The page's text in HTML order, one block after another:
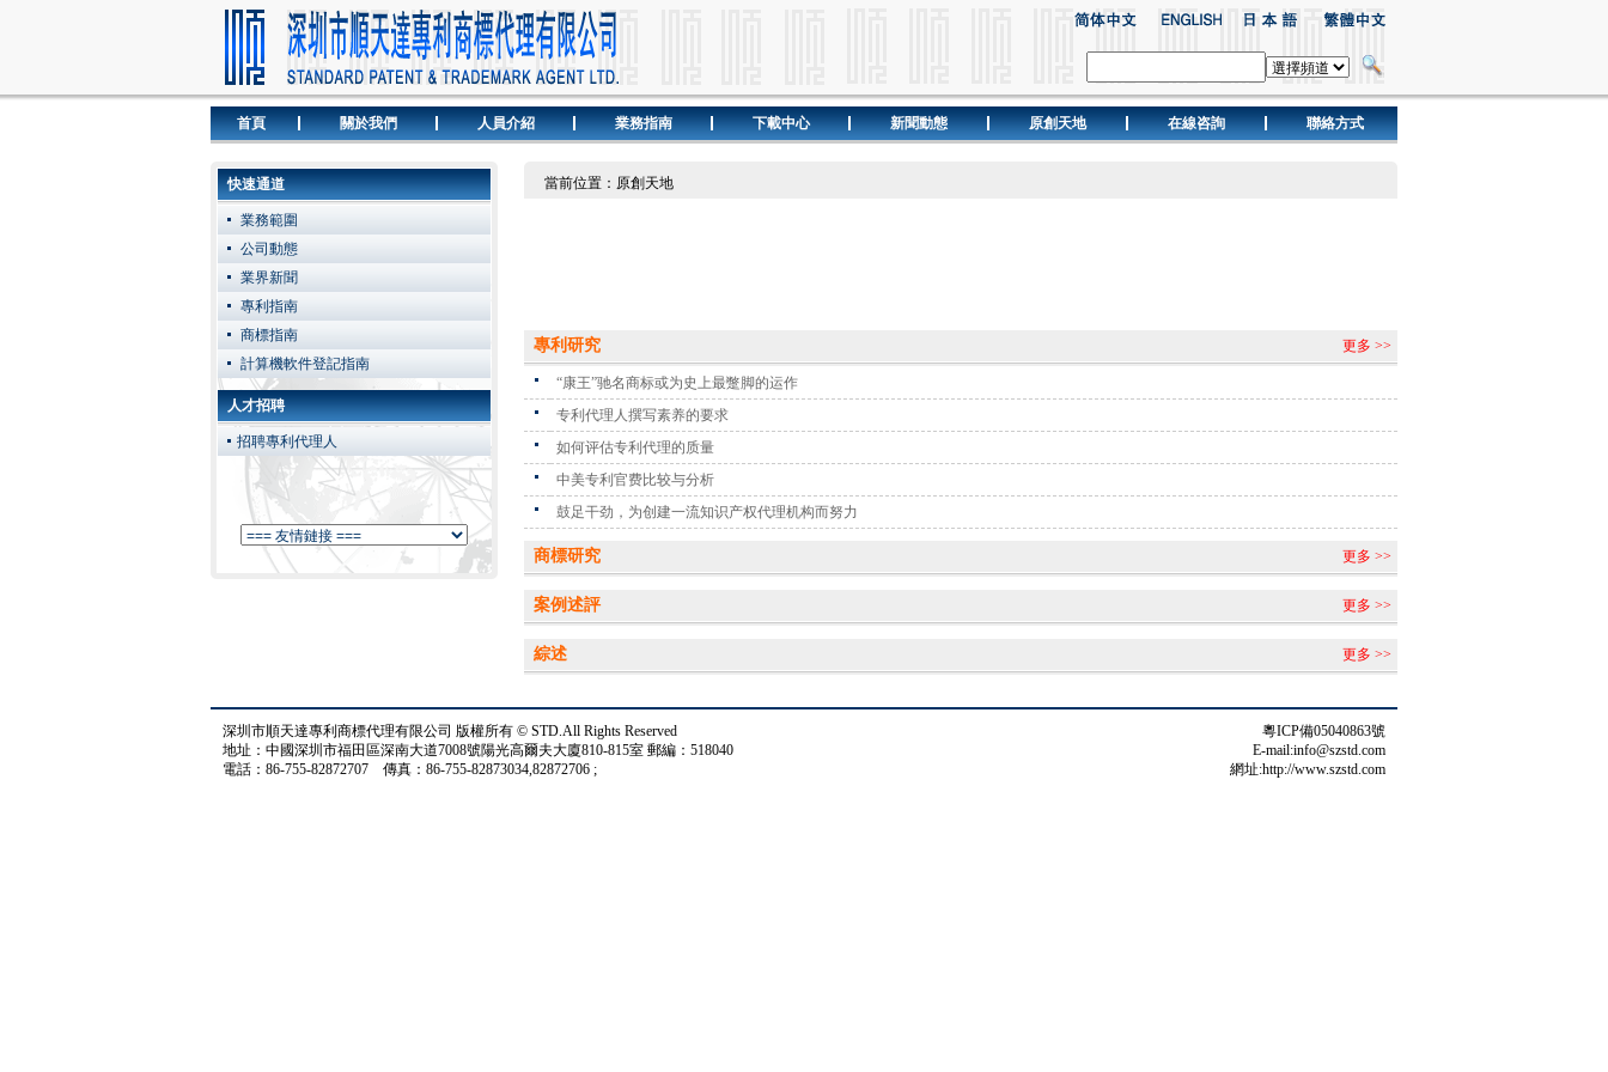
首頁 關於我們 人員介紹 業務指南 下載中心 新聞動態 原創天地 在線咨詢 聯絡方式
快速通道
業務範圍
公司動態
業界新聞
專利指南
商標指南
計算機軟件登記指南
人才招聘
招聘專利代理人
當前位置：原創天地
專利研究 更多 >>
“康王”驰名商标或为史上最蹩脚的运作
专利代理人撰写素养的要求
如何评估专利代理的质量
中美专利官费比较与分析
鼓足干劲，为创建一流知识产权代理机构而努力
商標研究 更多 >>
案例述評 更多 >>
綜述 更多 >>
深圳市順天達專利商標代理有限公司 版權所有 © STD.All Rights Reserved
地址：中國深圳市福田區深南大道7008號陽光高爾夫大廈810-815室 郵編：518040
電話：86-755-82872707 傳真：86-755-82873034,82872706 ;
粵ICP備05040863號
E-mail:info@szstd.com
網址:http://www.szstd.com